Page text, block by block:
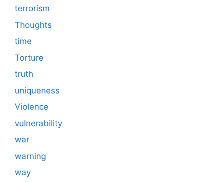
terrorism
Thoughts
time
Torture
truth
uniqueness
Violence
vulnerability
war
warning
way